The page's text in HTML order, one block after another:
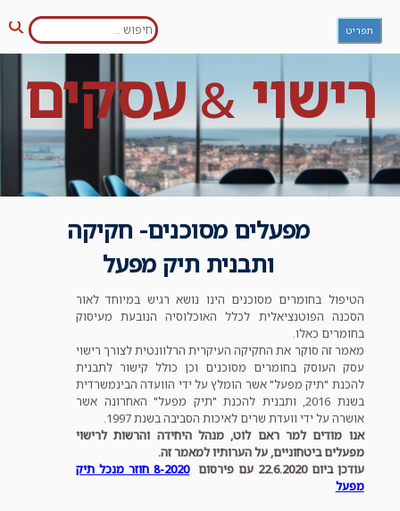
Skip
content
חפש: תפריט
רישוי&עסקים
מפעלים מסוכנים- חקיקה
ותבנית תיק מפעל
הטיפול בחומרים מסוכנים הינו נושא רגיש במיוחד לאור
הסכנה הפוטנציאלית לכלל האוכלוסיה הנובעת מעיסוק
בחומרים כאלו.
מאמר זה סוקר את החקיקה העיקרית הרלוונטית לצורך רישוי
עסק העוסק בחומרים מסוכנים וכן כולל קישור לתבנית
להכנת "תיק מפעל" אשר הומלץ על ידי הוועדה הבינמשרדית
בשנת 2016, ותבנית להכנת "תיק מפעל" האחרונה אשר
אושרה על ידי וועדת שרים לאיכות הסביבה בשנת 1997.
אנו מודים למר ראם לוט, מנהל היחידה והרשות לרישוי
מפעלים ביטחוניים, על הערותיו למאמר זה.
עודכן ביום 22.6.2020 עם פירסום
8-2020 חוזר מנכל תיק
מפעל